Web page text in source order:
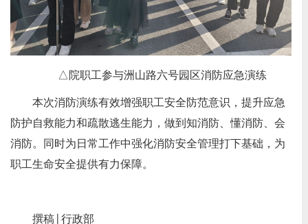
△院职工参与洲山路六号园区消防应急演练
本次消防演练有效增强职工安全防范意识，提升应急
防护自救能力和疏散逃生能力，做到知消防、懂消防、会
消防。同时为日常工作中强化消防安全管理打下基础，为
职工生命安全提供有力保障。
撰稿│行政部